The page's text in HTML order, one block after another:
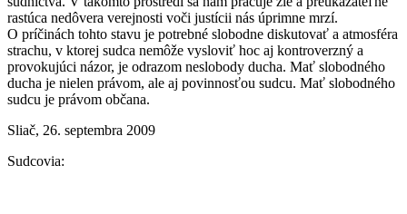
rastúca nedôvera verejnosti voči justícii nás úprimne mrzí.
O príčinách tohto stavu je potrebné slobodne diskutovať a atmosféra
strachu, v ktorej sudca nemôže vysloviť hoc aj kontroverzný a
provokujúci názor, je odrazom neslobody ducha. Mať slobodného
ducha je nielen právom, ale aj povinnosťou sudcu. Mať slobodného
sudcu je právom občana.
Sliač, 26. septembra 2009
Sudcovia: